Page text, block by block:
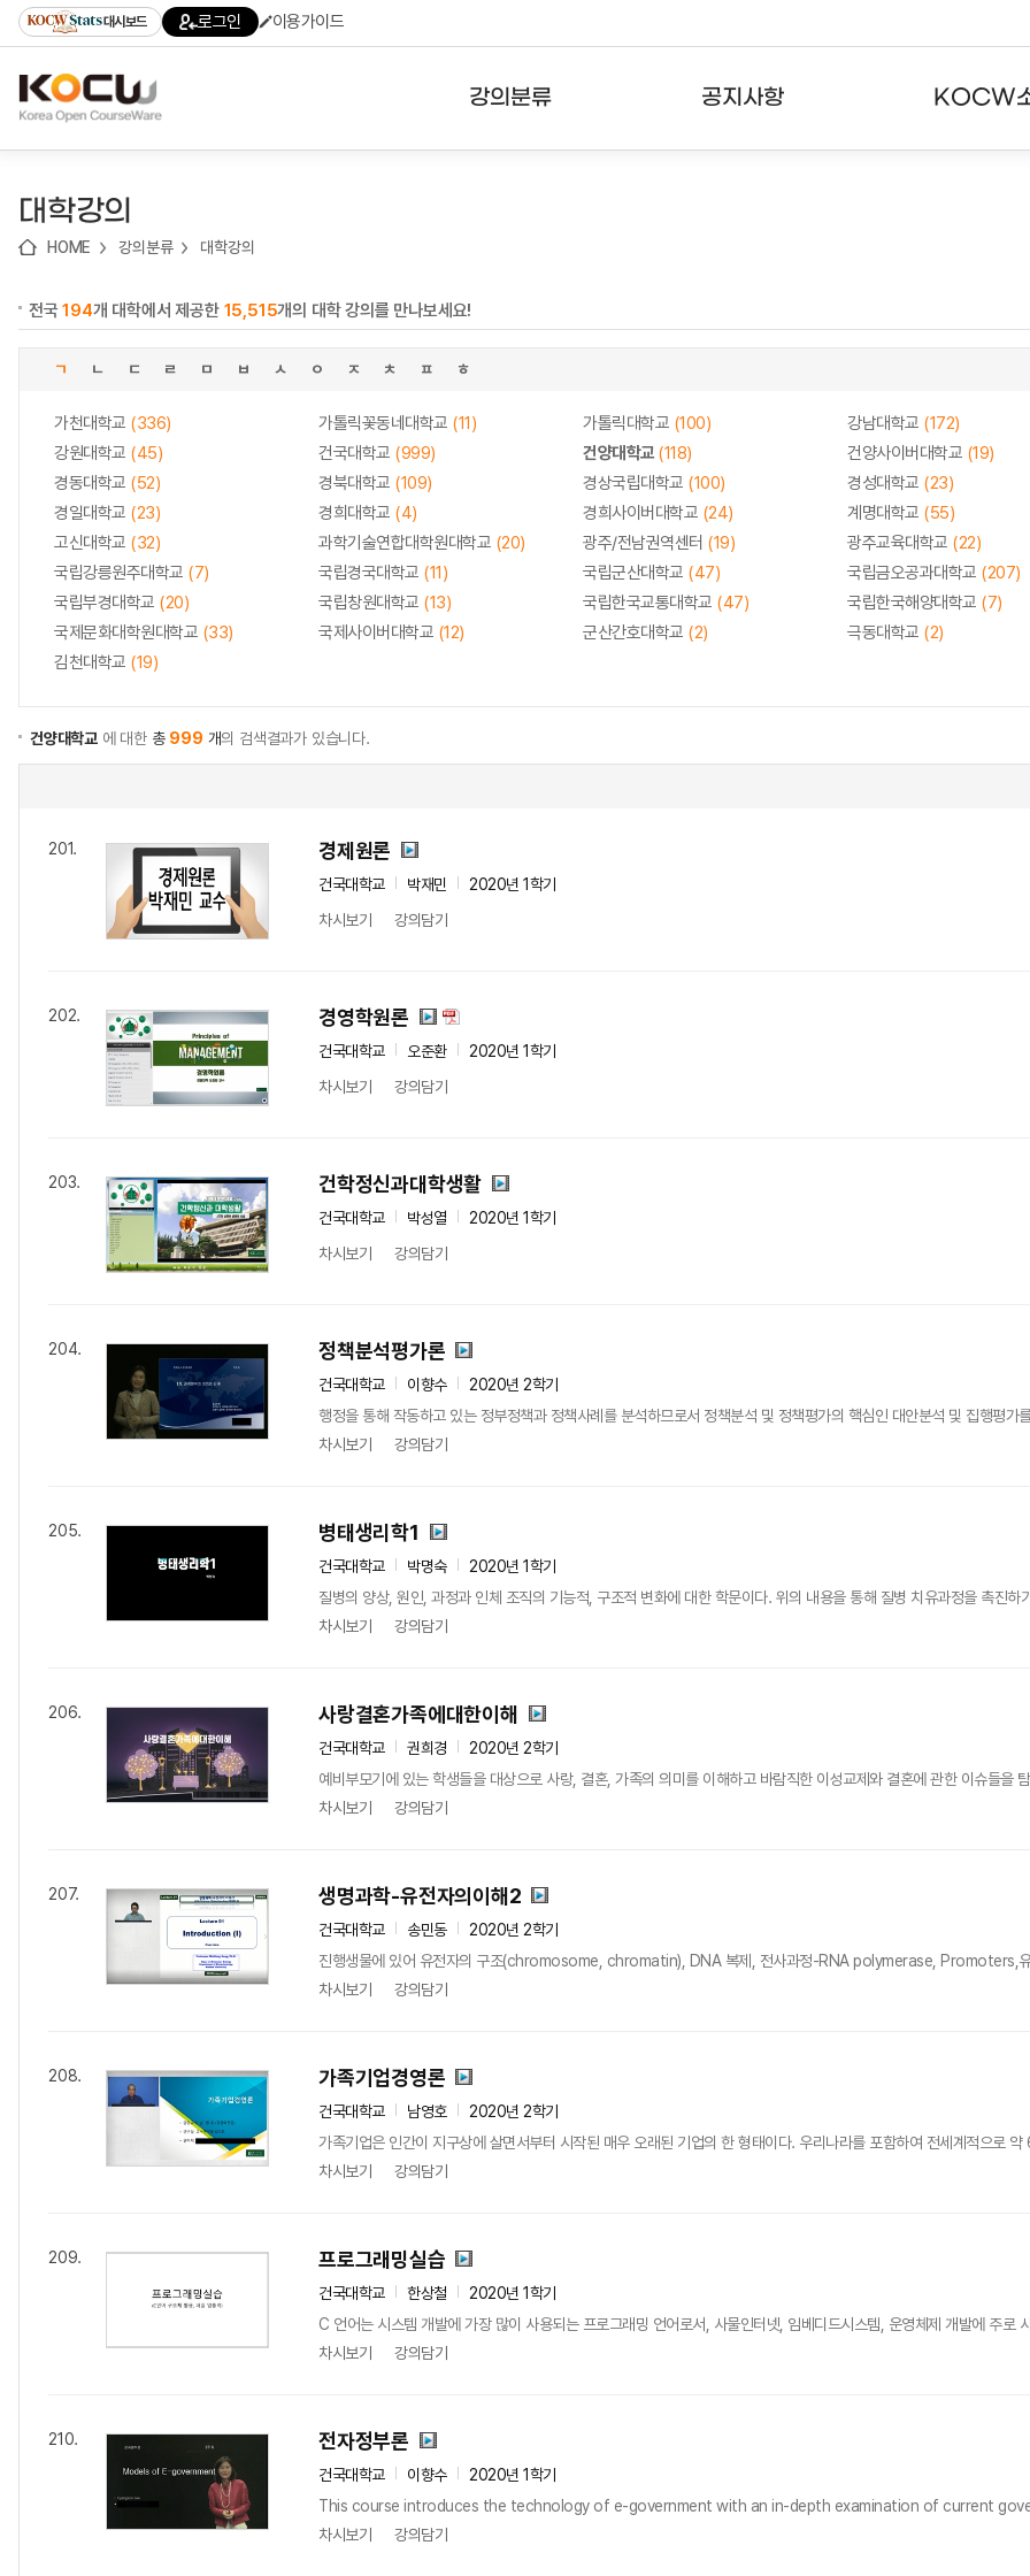
기
기
기
content)
가
대시보드 로그인 이용가이드
강의분류 공지사항 KOCW
대학강의
HOME 강의분류 대학강의
전국194개 대학에서 제공한 15,515개의 대학 강의를 만나보세요!
ㄱ ㄴ ㄷ ㄹ ㅁ ㅂ ㅅ ㅇ ㅈ ㅊ ㅍ ㅎ
가천대학교 (336) 가톨릭꽃동네대학교 (11) 가톨릭대학교 (100) 강남대학교 (172)
강원대학교 (45) 건국대학교 (999) 건양대학교(118) 건양사이버대학교 (19)
경동대학교 (52) 경북대학교 (109) 경상국립대학교 (100) 경성대학교 (23)
경일대학교 (23) 경희대학교 (4) 경희사이버대학교 (24) 계명대학교 (55)
고신대학교 (32) 과학기술연합대학원대학교 (20) 광주/전남권역센터 (19) 광주교육대학교 (22)
국립강릉원주대학교 (7) 국립경국대학교 (11) 국립군산대학교 (47) 국립금오공과대학교 (207)
국립부경대학교 (20) 국립창원대학교 (13) 국립한국교통대학교 (47) 국립한국해양대학교 (7)
국제문화대학원대학교 (33) 국제사이버대학교 (12) 군산간호대학교 (2) 극동대학교 (2)
김천대학교 (19)
건양대학교 에 대한 총 999 개의 검색결과가 있습니다.
201. 경제원론
건국대학교 박재민
2020년 1학기
차시보기
강의담기
202. 경영학원론
건국대학교 오준환
2020년 1학기
차시보기
강의담기
203. 건학정신과대학생활
건국대학교 박성열
2020년 1학기
차시보기
강의담기
204. 정책분석평가론
건국대학교 이향수
2020년 2학기
행정을 통해 작동하고 있는 정부정책과 정책사례를 분석하므로서 정책분석 및 정책평가의 핵심인 대안분석 및 집행평
차시보기
강의담기
205. 병태생리학1
건국대학교 박명숙
2020년 1학기
질병의 양상, 원인, 과정과 인체 조직의 기능적, 구조적 변화에 대한 학문이다. 위의 내용을 통해 질병 치유과정을 촉진하
차시보기
강의담기
206. 사랑결혼가족에대한이해
건국대학교 권희경
2020년 2학기
예비부모기에 있는 학생들을 대상으로 사랑, 결혼, 가족의 의미를 이해하고 바람직한 이성교제와 결혼에 관한 이슈들을
차시보기
강의담기
207. 생명과학-유전자의이해2
건국대학교 송민동
2020년 2학기
진행생물에 있어 유전자의 구조(chromosome, chromatin), DNA 복제, 전사과정-RNA polymerase, Promoters,유
차시보기
강의담기
208. 가족기업경영론
건국대학교 남영호
2020년 2학기
가족기업은 인간이 지구상에 살면서부터 시작된 매우 오래된 기업의 한 형태이다. 우리나라를 포함하여 전세계적으로
차시보기
강의담기
209. 프로그래밍실습
건국대학교 한상철
2020년 1학기
C 언어는 시스템 개발에 가장 많이 사용되는 프로그래밍 언어로서, 사물인터넷, 임베디드시스템, 운영체제 개발에 주
차시보기
강의담기
210. 전자정부론
건국대학교 이향수
2020년 1학기
This course introduces the technology of e-government with an in-depth examination of current
차시보기
강의담기